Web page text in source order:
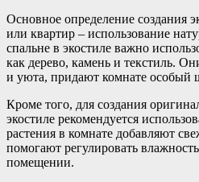
Основное определение создания
или квартир – использование
спальне в экостиле важно
как дерево, камень и текстиль.
и уюта, придают комнате особый
Кроме того, для создания
экостиле рекомендуется
растения в комнате добавляют
помогают регулировать
помещении.